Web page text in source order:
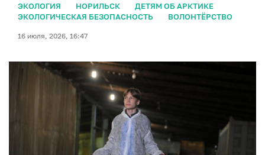
ЭКОЛОГИЯ НОРИЛЬСК
ДЕТЯМ ОБ АРКТИКЕ
ЭКОЛОГИЧЕСКАЯ БЕЗОПАСНОСТЬ
ВОЛОНТЁРСТВО
16 июля, 2026, 16:47